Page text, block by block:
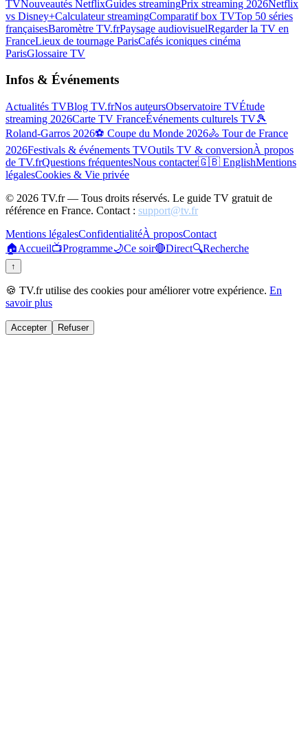
TVNouveautés NetflixGuides streamingPrix streaming 2026Netflix
vs Disney+Calculateur streamingComparatif box TVTop 50 séries
françaisesBaromètre TV.frPaysage audiovisuelRegarder la TV en
FranceLieux de tournage ParisCafés iconiques cinéma
ParisGlossaire TV
Infos & Événements
Actualités TVBlog TV.frNos auteursObservatoire TVÉtude
streaming 2026Carte TV FranceÉvénements culturels TV🎾
Roland-Garros 2026⚽ Coupe du Monde 2026🚴 Tour de France
2026Festivals & événements TVOutils TV & conversionÀ propos
de TV.frQuestions fréquentesNous contacter🇬🇧 EnglishMentions
légalesCookies & Vie privée
© 2026 TV.fr — Tous droits réservés. Le guide TV gratuit de
référence en France. Contact : support@tv.fr
Mentions légalesConfidentialitéÀ proposContact
🏠Accueil📺Programme🌙Ce soir🔴Direct🔍Recherche
↑
🍪 TV.fr utilise des cookies pour améliorer votre expérience. En
savoir plus
Accepter Refuser